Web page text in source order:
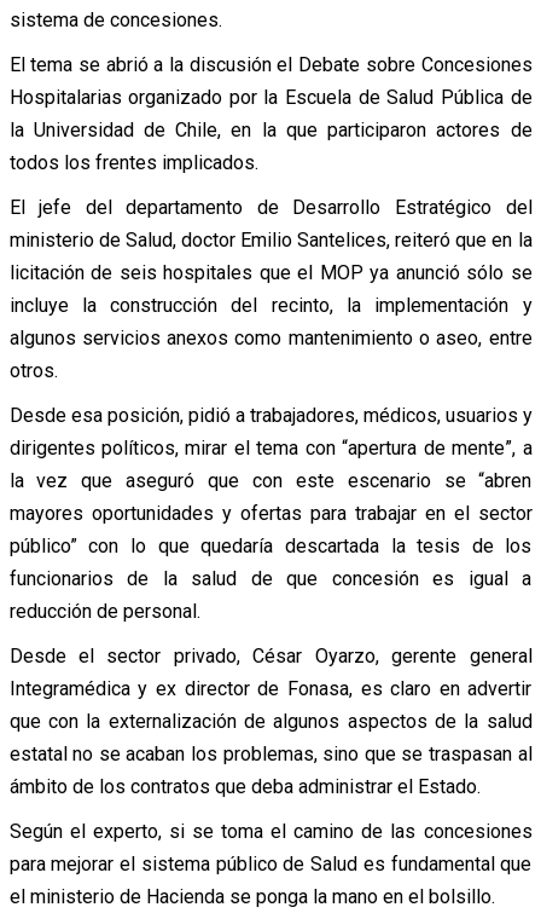
sistema de concesiones.
El tema se abrió a la discusión el Debate sobre Concesiones
Hospitalarias organizado por la Escuela de Salud Pública de
la Universidad de Chile, en la que participaron actores de
todos los frentes implicados.
El jefe del departamento de Desarrollo Estratégico del
ministerio de Salud, doctor Emilio Santelices, reiteró que en la
licitación de seis hospitales que el MOP ya anunció sólo se
incluye la construcción del recinto, la implementación y
algunos servicios anexos como mantenimiento o aseo, entre
otros.
Desde esa posición, pidió a trabajadores, médicos, usuarios y
dirigentes políticos, mirar el tema con “apertura de mente”, a
la vez que aseguró que con este escenario se “abren
mayores oportunidades y ofertas para trabajar en el sector
público” con lo que quedaría descartada la tesis de los
funcionarios de la salud de que concesión es igual a
reducción de personal.
Desde el sector privado, César Oyarzo, gerente general
Integramédica y ex director de Fonasa, es claro en advertir
que con la externalización de algunos aspectos de la salud
estatal no se acaban los problemas, sino que se traspasan al
ámbito de los contratos que deba administrar el Estado.
Según el experto, si se toma el camino de las concesiones
para mejorar el sistema público de Salud es fundamental que
el ministerio de Hacienda se ponga la mano en el bolsillo.